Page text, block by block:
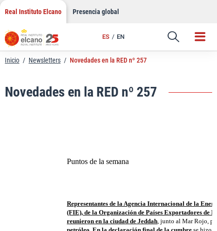
Saltar
contenido
Real Instituto Elcano Presencia global
ES EN
Enlace
Inicio / Newsletters / Novedades en la RED nº 257
Novedades en la RED nº 257